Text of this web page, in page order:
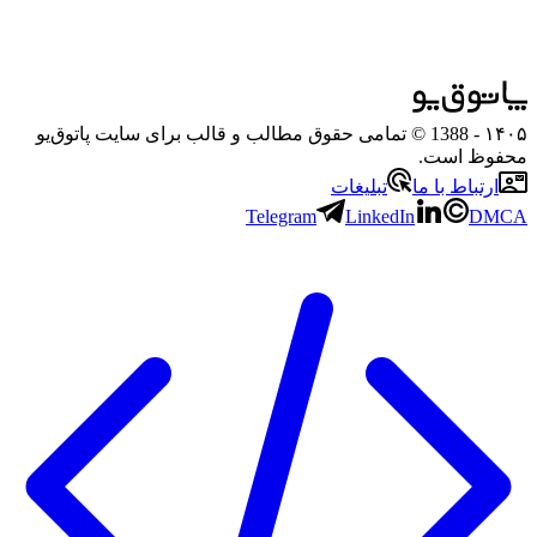
۱۴۰۵
- 1388 © تمامی حقوق مطالب و قالب برای سایت پاتوق‌یو
محفوظ است.
ارتباط با ما
تبلیغات
Telegram
LinkedIn DMCA